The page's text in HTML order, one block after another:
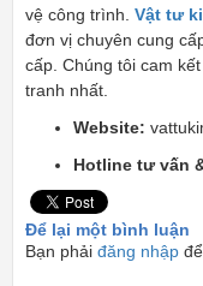
vệ công trình. Vật tư
đơn vị chuyên cung
cấp. Chúng tôi cam
tranh nhất.
Website:
Hotline tư vấn
Để lại một bình luận
Bạn phải đăng nhập